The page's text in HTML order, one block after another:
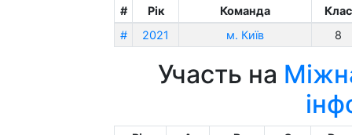
# Рік Команда
Клас
#
2021 м. Київ 8
Участь на